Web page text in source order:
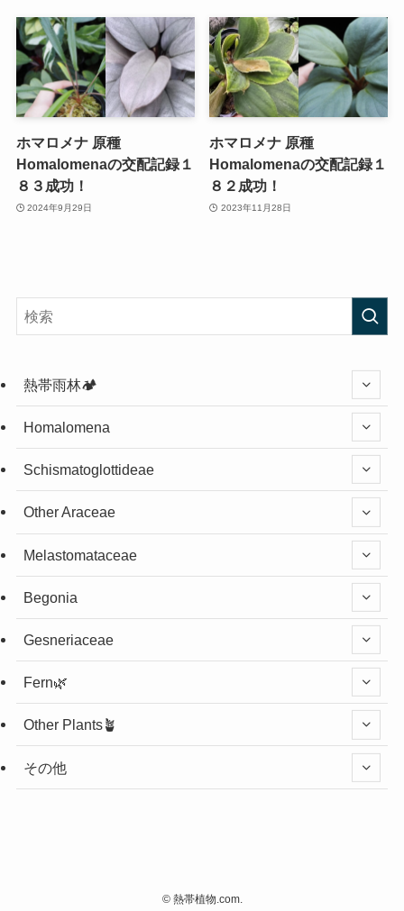
ホマロメナ 原種
Homalomenaの交配記録１
８３成功！
2024年9月29日
ホマロメナ 原種
Homalomenaの交配記録１
８２成功！
2023年11月28日
熱帯雨林🏕️
Homalomena
Schismatoglottideae
Other Araceae
Melastomataceae
Begonia
Gesneriaceae
Fern🌿
Other Plants🪴
その他
©熱帯植物.com.